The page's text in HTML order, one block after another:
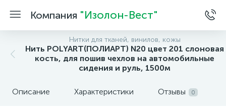
Компания "Изолон-Вест"
Нитки для тканей, винилов, кожы
Нить POLYART(ПОЛИАРТ) N20 цвет 201 слоновая
кость, для пошив чехлов на автомобильные
сидения и руль, 1500м
Описание Характеристики Отзывы 0